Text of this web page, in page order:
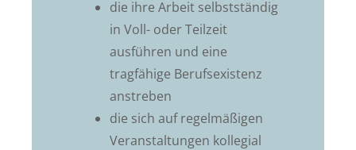
die ihre Arbeit selbstständig
in Voll- oder Teilzeit
ausführen und eine
tragfähige Berufsexistenz
anstreben
die sich auf regelmäßigen
Veranstaltungen kollegial